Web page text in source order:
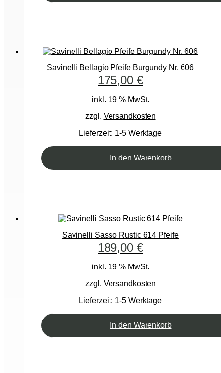
Savinelli Bellagio Pfeife Burgundy Nr. 606
175,00 €
inkl. 19 % MwSt.
zzgl. Versandkosten
Lieferzeit: 1-5 Werktage
In den Warenkorb
Savinelli Sasso Rustic 614 Pfeife
189,00 €
inkl. 19 % MwSt.
zzgl. Versandkosten
Lieferzeit: 1-5 Werktage
In den Warenkorb